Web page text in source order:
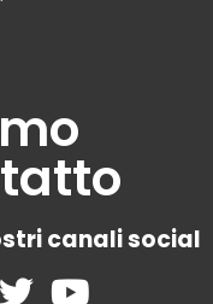
canali social